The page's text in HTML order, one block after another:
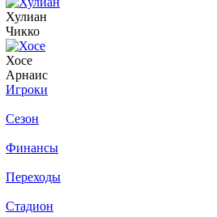
Хулиан
Чикко
Хосе
Арнаис
Игроки
Сезон
Финансы
Переходы
Стадион